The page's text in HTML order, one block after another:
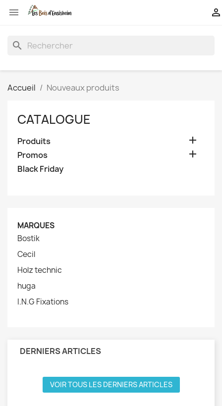
 
search
Accueil Nouveaux produits
CATALOGUE
Produits 
Promos 
Black Friday
MARQUES
Bostik
Cecil
Holz technic
huga
I.N.G Fixations
DERNIERS ARTICLES
VOIR TOUS LES DERNIERS ARTICLES